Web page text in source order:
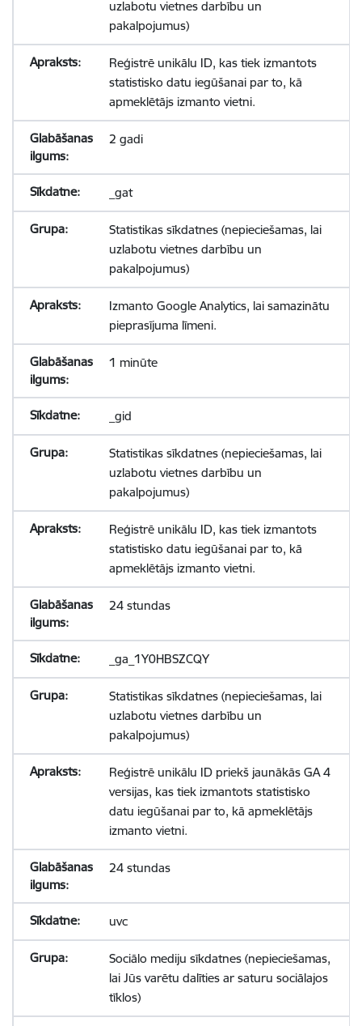
uzlabotu vietnes darbību un
pakalpojumus)
Reģistrē unikālu ID, kas tiek izmantots
statistisko datu iegūšanai par to, kā
apmeklētājs izmanto vietni.
2 gadi
_gat
Statistikas sīkdatnes (nepieciešamas, lai
uzlabotu vietnes darbību un
pakalpojumus)
Izmanto Google Analytics, lai samazinātu
pieprasījuma līmeni.
1 minūte
_gid
Statistikas sīkdatnes (nepieciešamas, lai
uzlabotu vietnes darbību un
pakalpojumus)
Reģistrē unikālu ID, kas tiek izmantots
statistisko datu iegūšanai par to, kā
apmeklētājs izmanto vietni.
24 stundas
_ga_1Y0HBSZCQY
Statistikas sīkdatnes (nepieciešamas, lai
uzlabotu vietnes darbību un
pakalpojumus)
Reģistrē unikālu ID priekš jaunākās GA 4
versijas, kas tiek izmantots statistisko
datu iegūšanai par to, kā apmeklētājs
izmanto vietni.
24 stundas
uvc
Sociālo mediju sīkdatnes (nepieciešamas,
lai Jūs varētu dalīties ar saturu sociālajos
tīklos)